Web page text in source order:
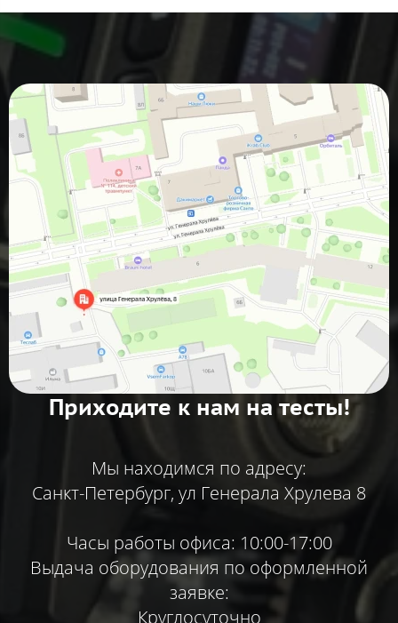
Приходите к нам на тесты!
Мы находимся по адресу:
Санкт-Петербург, ул Генерала Хрулева 8
Часы работы офиса: 10:00-17:00
Выдача оборудования по оформленной
заявке:
Круглосуточно